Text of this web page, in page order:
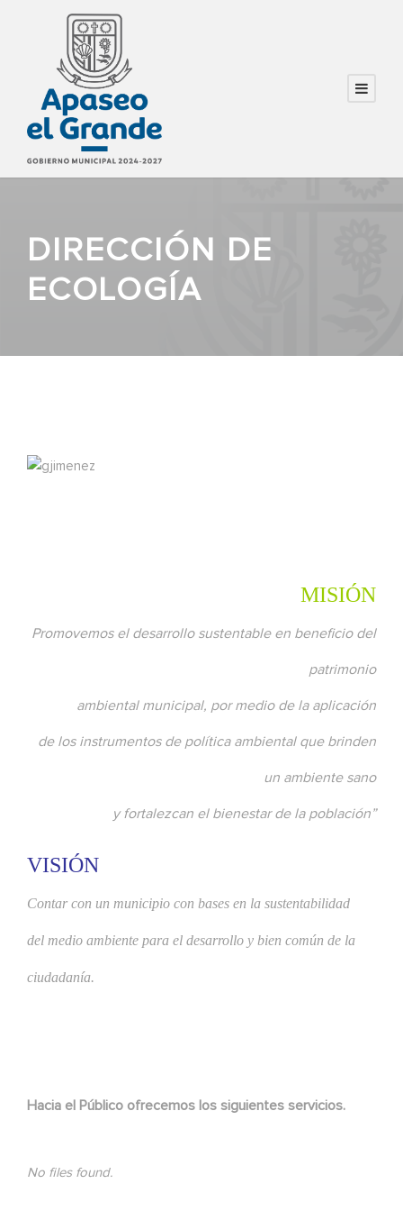
DIRECCIÓN DE
ECOLOGÍA
MISIÓN
Promovemos el desarrollo sustentable en beneficio del
patrimonio
ambiental municipal, por medio de la aplicación
de los instrumentos de política ambiental que brinden
un ambiente sano
y fortalezcan el bienestar de la población”
VISIÓN
Contar con un municipio con bases en la sustentabilidad
del medio ambiente para el desarrollo y bien común de la
ciudadanía.
Hacia el Público ofrecemos los siguientes servicios.
No files found.